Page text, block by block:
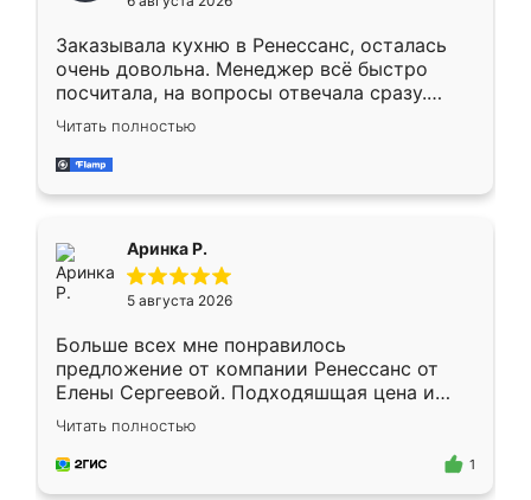
мебели буду заказывать только здесь.
Заказывала кухню в Ренессанс, осталась
очень довольна. Менеджер всё быстро
посчитала, на вопросы отвечала сразу.
Замерщик приехал в субботу, подошёл к
делу со всей ответственностью. Собрали
за день, ребята работали аккуратно, даже
Читать полностью
Аринка Р.
5 августа 2026
Больше всех мне понравилось
предложение от компании Ренессанс от
Елены Сергеевой. Подходяшщая цена и
короткие сроки изготовления. Приехавший
для замера сотрудник Владислав
предложил по моему эскизу самый
Читать полностью
1